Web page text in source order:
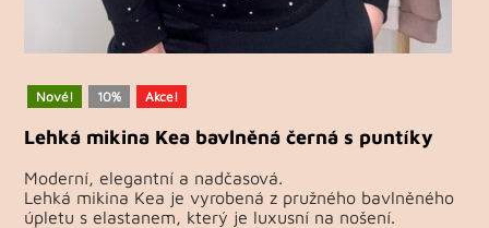
Nové! 10% Akce!
Lehká mikina Kea bavlněná černá s puntíky
Moderní, elegantní a nadčasová.
Lehká mikina Kea je vyrobená z pružného bavlněného
úpletu s elastanem, který je luxusní na nošení.